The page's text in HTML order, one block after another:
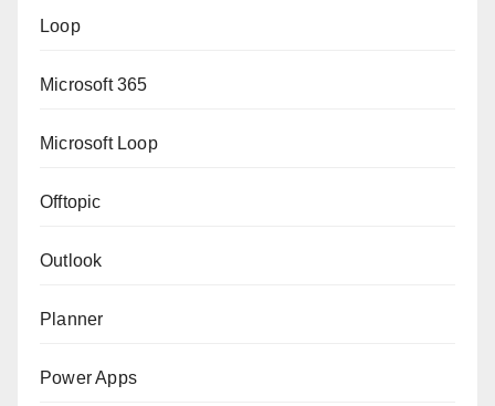
Loop
Microsoft 365
Microsoft Loop
Offtopic
Outlook
Planner
Power Apps